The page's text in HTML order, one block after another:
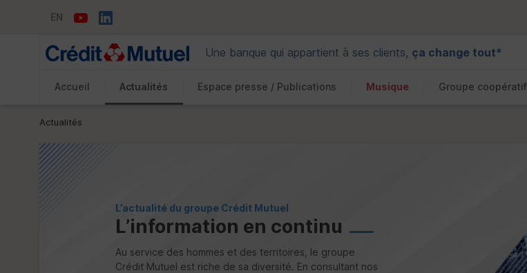
EN
Une banque qui appartient à ses clients, ça change tout*
Accueil Actualités Espace presse / Publications Musique Groupe coopératif
Vous êtes ici:
Actualités
L’actualité du groupe Crédit Mutuel
L’information en continu
Au service des hommes et des territoires, le groupe
Crédit Mutuel est riche de sa diversité. En consultant nos